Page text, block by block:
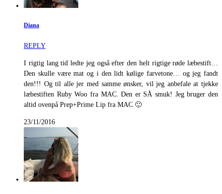
Diana
REPLY
I rigtig lang tid ledte jeg også efter den helt rigtige røde læbestift…
Den skulle være mat og i den lidt kølige farvetone… og jeg fandt
den!!! Og til alle jer med samme ønsker, vil jeg anbefale at tjekke
læbestiften Ruby Woo fra MAC. Den er SÅ smuk! Jeg bruger den
altid ovenpå Prep+Prime Lip fra MAC 🙂
23/11/2016